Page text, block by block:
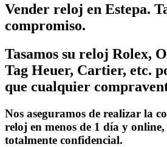
Vender reloj en Estepa.
compromiso.
Tasamos su reloj Rolex,
Tag Heuer, Cartier, etc.
que cualquier
Nos aseguramos de realizar la
reloj en menos de 1 día y
totalmente confidencial.